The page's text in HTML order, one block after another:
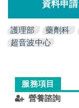
資料申請
護理部 藥劑科
超音波中心
服務項目
營養諮詢